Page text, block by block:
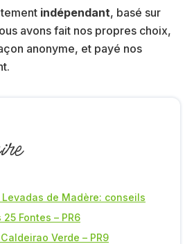
indépendant, basé sur
avons fait nos propres choix,
anonyme, et payé nos
de Madère: conseils
Fontes – PR6
Verde – PR9